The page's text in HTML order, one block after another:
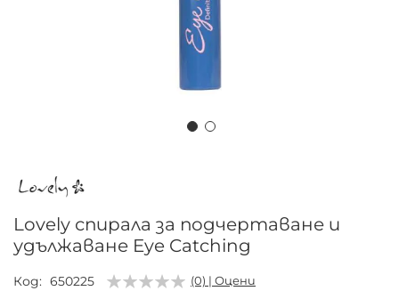
началото
галерия
със
снимки
Lovely спирала за подчертаване и
удължаване Eye Catching
Код 650225 (0) | Оцени